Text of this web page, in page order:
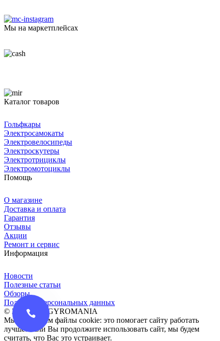
Мы на маркетплейсах
Каталог товаров
Гольфкары
Электросамокаты
Электровелосипеды
Электроскутеры
Электротрициклы
Электромотоциклы
Помощь
О магазине
Доставка и оплата
Гарантия
Отзывы
Акции
Ремонт и сервис
Информация
Новости
Полезные статьи
Обзоры
Политика персональных данных
© 2016-2026 GYROMANIA
Мы сохраняем файлы cookie: это помогает сайту работать
лучше. Если Вы продолжите использовать сайт, мы будем
считать, что Вас это устраивает.